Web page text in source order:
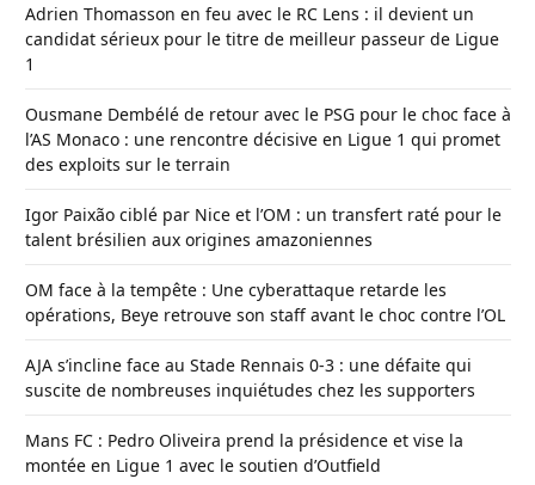
Adrien Thomasson en feu avec le RC Lens : il devient un
candidat sérieux pour le titre de meilleur passeur de Ligue
1
Ousmane Dembélé de retour avec le PSG pour le choc face à
l’AS Monaco : une rencontre décisive en Ligue 1 qui promet
des exploits sur le terrain
Igor Paixão ciblé par Nice et l’OM : un transfert raté pour le
talent brésilien aux origines amazoniennes
OM face à la tempête : Une cyberattaque retarde les
opérations, Beye retrouve son staff avant le choc contre l’OL
AJA s’incline face au Stade Rennais 0-3 : une défaite qui
suscite de nombreuses inquiétudes chez les supporters
Mans FC : Pedro Oliveira prend la présidence et vise la
montée en Ligue 1 avec le soutien d’Outfield